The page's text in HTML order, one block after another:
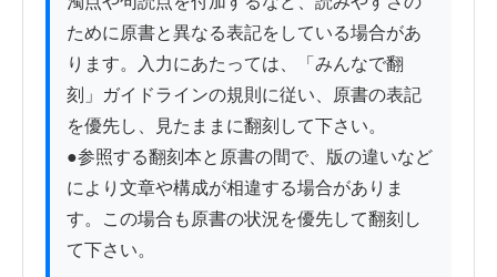
ために原書と異なる表記をしている場合があ
ります。入力にあたっては、「みんなで翻
刻」ガイドラインの規則に従い、原書の表記
を優先し、見たままに翻刻して下さい。
●参照する翻刻本と原書の間で、版の違いなど
により文章や構成が相違する場合がありま
す。この場合も原書の状況を優先して翻刻し
て下さい。